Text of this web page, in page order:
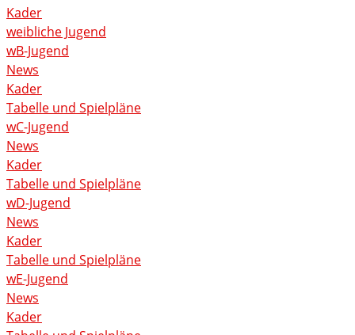
Kader
weibliche Jugend
wB-Jugend
News
Kader
Tabelle und Spielpläne
wC-Jugend
News
Kader
Tabelle und Spielpläne
wD-Jugend
News
Kader
Tabelle und Spielpläne
wE-Jugend
News
Kader